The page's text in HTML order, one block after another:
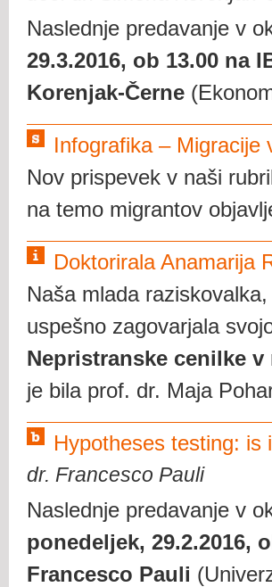
Naslednje predavanje v
29.3.2016, ob 13.00 na
Korenjak-Černe
Infografika – Migracije
Nov prispevek v naši
na temo migrantov
Doktorirala Anamarija
Naša mlada
uspešno zagovarjala
Nepristranske cenilke
je bila prof. dr. Maja
Hypotheses testing: is
dr. Francesco Pauli
Naslednje predavanje v
ponedeljek, 29.2.2016,
Francesco Pauli